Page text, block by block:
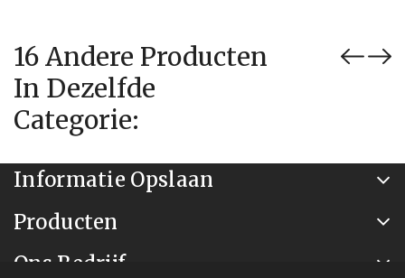
16 Andere Producten
In Dezelfde
Categorie:
Informatie Opslaan
Producten
Ons Bedrijf